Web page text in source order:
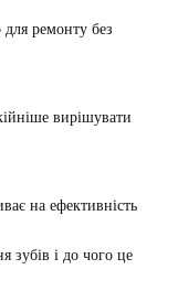
ремонту без
вирішувати
на ефективність
зубів і до чого це